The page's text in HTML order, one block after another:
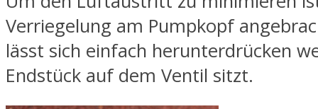
Verriegelung am Pumpkopf
lässt sich einfach herunterdrücken
Endstück auf dem Ventil sitzt.